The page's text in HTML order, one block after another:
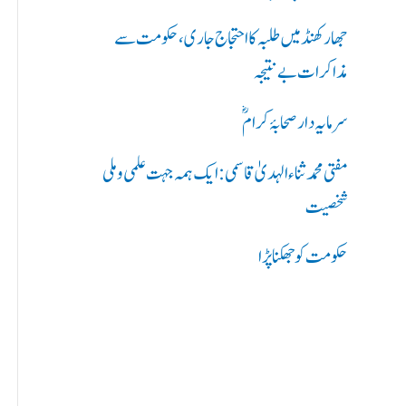
ر
ی
ں
:
جھارکھنڈ میں طلبہ کا احتجاج جاری، حکومت سے
مذاکرات بے نتیجہ
سرمایہ دار صحابۂ کرامؓ
مفتی محمد ثناء الہدیٰ قاسمی: ایک ہمہ جہت علمی و ملی
شخصیت
حکومت کو جھکنا پڑا